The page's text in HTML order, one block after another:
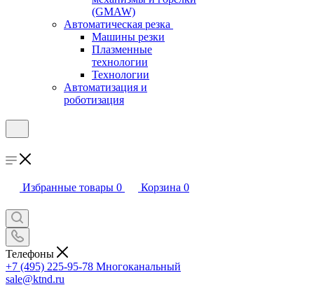
(GMAW)
Автоматическая резка
Машины резки
Плазменные
технологии
Технологии
Автоматизация и
роботизация
Избранные товары 0 Корзина 0
Телефоны
+7 (495) 225-95-78 Многоканальный
sale@ktnd.ru